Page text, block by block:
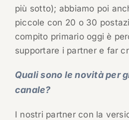
più sotto); abbiamo poi
piccole con 20 o 30
compito primario oggi è
supportare i partner e far
Quali sono le novità per
canale?
I nostri partner con la